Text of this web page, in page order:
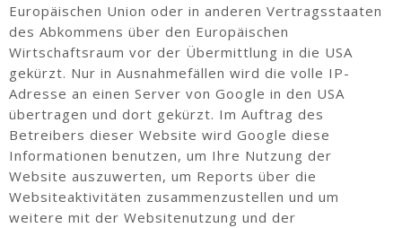
Europäischen Union oder in anderen Vertragsstaaten
des Abkommens über den Europäischen
Wirtschaftsraum vor der Übermittlung in die USA
gekürzt. Nur in Ausnahmefällen wird die volle IP-
Adresse an einen Server von Google in den USA
übertragen und dort gekürzt. Im Auftrag des
Betreibers dieser Website wird Google diese
Informationen benutzen, um Ihre Nutzung der
Website auszuwerten, um Reports über die
Websiteaktivitäten zusammenzustellen und um
weitere mit der Websitenutzung und der